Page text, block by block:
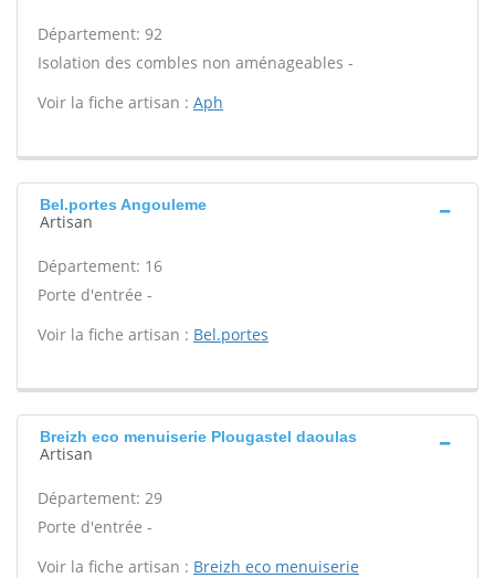
Département: 92
Isolation des combles non aménageables -
Voir la fiche artisan : Aph
Bel.portes Angouleme
Artisan
Département: 16
Porte d'entrée -
Voir la fiche artisan : Bel.portes
Breizh eco menuiserie Plougastel daoulas
Artisan
Département: 29
Porte d'entrée -
Voir la fiche artisan : Breizh eco menuiserie